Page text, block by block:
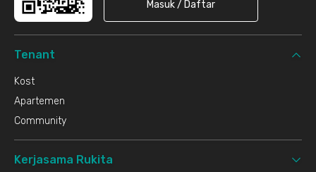
Masuk / Daftar
Tenant
Kost
Apartemen
Community
Kerjasama Rukita